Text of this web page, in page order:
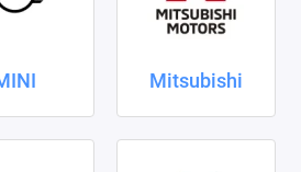
Mitsubishi